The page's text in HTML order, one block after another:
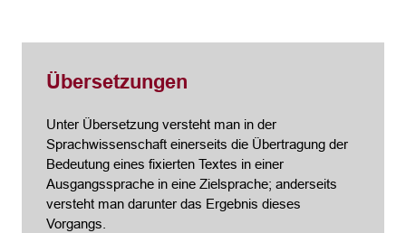
Übersetzungen
Unter Übersetzung versteht man in der
Sprachwissenschaft einerseits die Übertragung der
Bedeutung eines fixierten Textes in einer
Ausgangssprache in eine Zielsprache; anderseits
versteht man darunter das Ergebnis dieses
Vorgangs.